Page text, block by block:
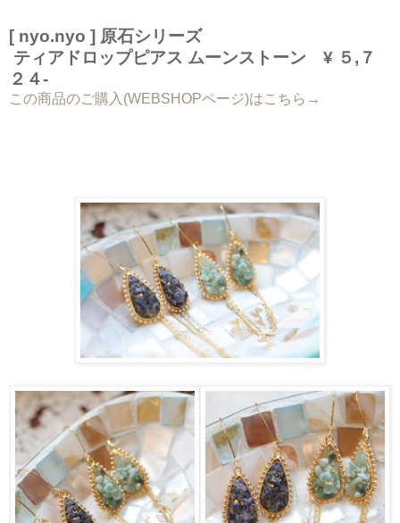
[ nyo.nyo ] 原石シリーズ
ティアドロップピアス ムーンストーン ¥ ５,７
２４-
この商品のご購入(WEBSHOPページ)はこちら→